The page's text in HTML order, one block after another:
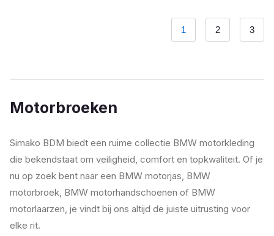
1 2 3
Motorbroeken
Simako BDM biedt een ruime collectie BMW motorkleding
die bekendstaat om veiligheid, comfort en topkwaliteit. Of je
nu op zoek bent naar een BMW motorjas, BMW
motorbroek, BMW motorhandschoenen of BMW
motorlaarzen, je vindt bij ons altijd de juiste uitrusting voor
elke rit.